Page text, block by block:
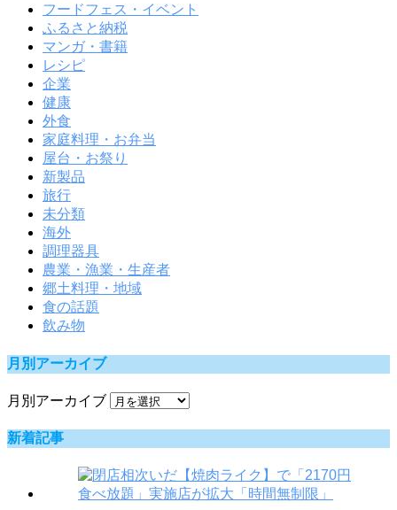
フードフェス・イベント
ふるさと納税
マンガ・書籍
レシピ
企業
健康
外食
家庭料理・お弁当
屋台・お祭り
新製品
旅行
未分類
海外
調理器具
農業・漁業・生産者
郷土料理・地域
食の話題
飲み物
月別アーカイブ
月別アーカイブ
新着記事